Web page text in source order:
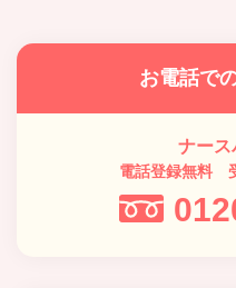
お電話で
ナース
電話登録無料